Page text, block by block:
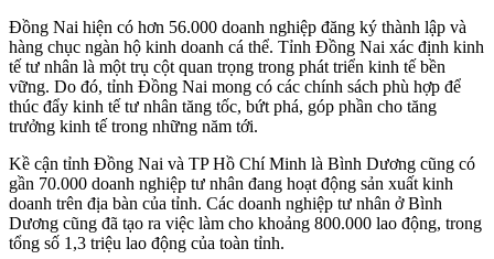
Đồng Nai hiện có hơn 56.000 doanh nghiệp đăng ký thành lập và
hàng chục ngàn hộ kinh doanh cá thể. Tỉnh Đồng Nai xác định kinh
tế tư nhân là một trụ cột quan trọng trong phát triển kinh tế bền
vững. Do đó, tỉnh Đồng Nai mong có các chính sách phù hợp để
thúc đẩy kinh tế tư nhân tăng tốc, bứt phá, góp phần cho tăng
trưởng kinh tế trong những năm tới.
Kề cận tỉnh Đồng Nai và TP Hồ Chí Minh là Bình Dương cũng có
gần 70.000 doanh nghiệp tư nhân đang hoạt động sản xuất kinh
doanh trên địa bàn của tỉnh. Các doanh nghiệp tư nhân ở Bình
Dương cũng đã tạo ra việc làm cho khoảng 800.000 lao động, trong
tổng số 1,3 triệu lao động của toàn tỉnh.